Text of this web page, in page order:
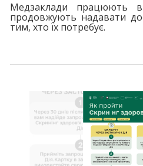
Медзаклади працюють в
продовжують надавати
тим, хто їх потребує.